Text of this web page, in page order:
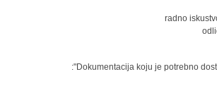
Dokumentacija koju je potrebno